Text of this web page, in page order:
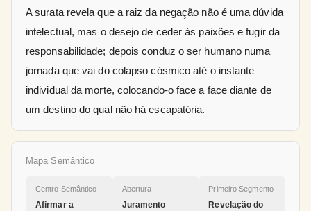
A surata revela que a raiz da negação não é uma dúvida
intelectual, mas o desejo de ceder às paixões e fugir da
responsabilidade; depois conduz o ser humano numa
jornada que vai do colapso cósmico até o instante
individual da morte, colocando-o face a face diante de
um destino do qual não há escapatória.
Mapa Semântico
Centro Semântico
Afirmar a
Abertura
Juramento
Primeiro Segmento
Revelação do